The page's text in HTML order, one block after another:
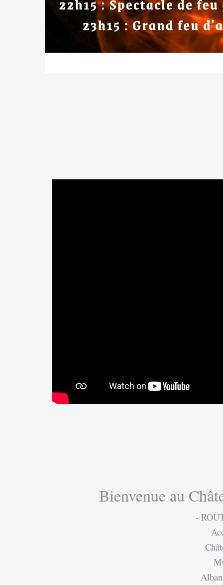
Bienvenue au
-